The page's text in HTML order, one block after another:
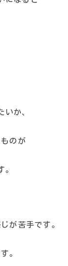
いか、
のが
。
が苦手です。
。